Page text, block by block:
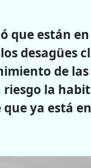
que están
desagües
de
la
ya está